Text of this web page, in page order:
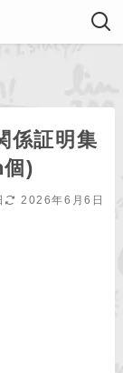
係証明集
個)
2026年6月6日